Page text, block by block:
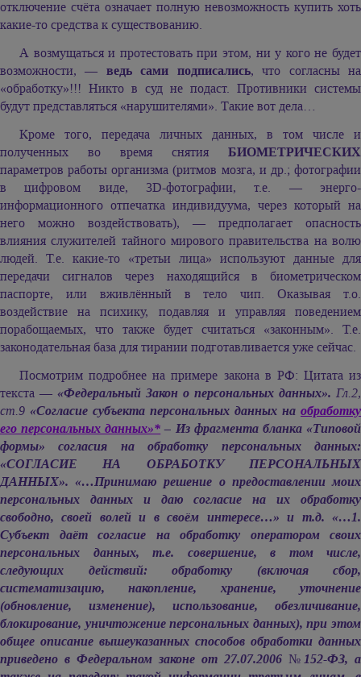
отключение счёта означает полную невозможность купить хоть
какие-то средства к существованию.
А возмущаться и протестовать при этом, ни у кого не будет
возможности, — ведь сами подписались, что согласны на
«обработку»!!! Никто в суд не подаст. Противники системы
будут представляться «нарушителями». Такие вот дела…
Кроме того, передача личных данных, в том числе и
полученных во время снятия БИОМЕТРИЧЕСКИХ
параметров работы организма (ритмов мозга, и др.; фотографии
в цифровом виде, 3D-фотографии, т.е. — энерго-
информационного отпечатка индивидуума, через который на
него можно воздействовать), — предполагает опасность
влияния служителей тайного мирового правительства на волю
людей. Т.е. какие-то «третьи лица» используют данные для
передачи сигналов через находящийся в биометрическом
паспорте, или вживлённый в тело чип. Оказывая т.о.
воздействие на психику, подавляя и управляя поведением
порабощаемых, что также будет считаться «законным». Т.е.
законодательная база для тирании подготавливается уже сейчас.
Посмотрим подробнее на примере закона в РФ: Цитата из
текста — «Федеральный Закон о персональных данных». Гл.2,
ст.9 «Согласие субъекта персональных данных на обработку
его персональных данных»*– Из фрагмента бланка «Типовой
формы» согласия на обработку персональных данных:
«СОГЛАСИЕ НА ОБРАБОТКУ ПЕРСОНАЛЬНЫХ
ДАННЫХ». «…Принимаю решение о предоставлении моих
персональных данных и даю согласие на их обработку
свободно, своей волей и в своём интересе…» и т.д. «…1.
Субъект даёт согласие на обработку оператором своих
персональных данных, т.е. совершение, в том числе,
следующих действий: обработку (включая сбор,
систематизацию, накопление, хранение, уточнение
(обновление, изменение), использование, обезличивание,
блокирование, уничтожение персональных данных), при этом
общее описание вышеуказанных способов обработки данных
приведено в Федеральном законе от 27.07.2006 №152-ФЗ, а